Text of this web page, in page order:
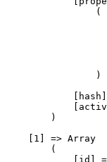
                (
                )
        )
    [1] => Array
        (
[id]